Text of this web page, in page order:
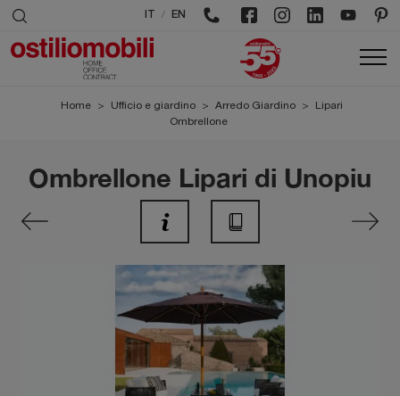
/ EN
Home > Ufficio e giardino > Arredo Giardino >
Lipari
Ombrellone
Ombrellone Lipari di Unopiu